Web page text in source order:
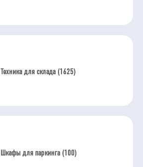
Техника для склада (1625)
Шкафы для паркинга (100)